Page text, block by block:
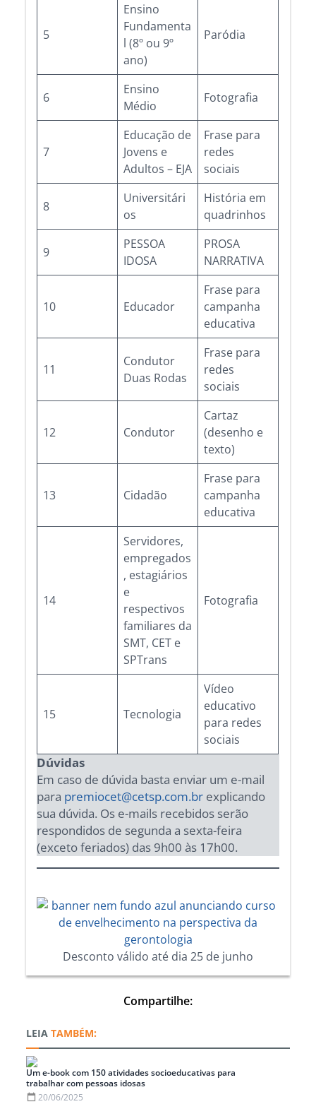
5
Ensino
Fundamenta
l (8º ou 9º
ano)
Paródia
6
Ensino
Médio
Fotografia
7
Educação de
Jovens e
Adultos – EJA
Frase para
redes
sociais
8
Universitári
os
História em
quadrinhos
9
PESSOA
IDOSA
PROSA
NARRATIVA
10 Educador
Frase para
campanha
educativa
11
Condutor
Duas Rodas
Frase para
redes
sociais
12 Condutor
Cartaz
(desenho e
texto)
13 Cidadão
Frase para
campanha
educativa
14
Servidores,
empregados
, estagiários
e
respectivos
familiares da
SMT, CET e
SPTrans
Fotografia
15 Tecnologia
Vídeo
educativo
para redes
sociais
Dúvidas
Em caso de dúvida basta enviar um e-mail
para premiocet@cetsp.com.br explicando
sua dúvida. Os e-mails recebidos serão
respondidos de segunda a sexta-feira
(exceto feriados) das 9h00 às 17h00.
Desconto válido até dia 25 de junho
Compartilhe:
TAMBÉM:
Um e-book com 150 atividades socioeducativas para
trabalhar com pessoas idosas
20/06/2025